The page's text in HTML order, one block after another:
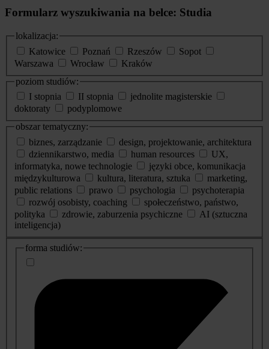
Formularz wyszukiwania na belce: Studia
lokalizacja:
Katowice
Poznań Rzeszów
Sopot
Warszawa
Wrocław
Kraków
poziom studiów:
I stopnia
II stopnia
jednolite magisterskie
doktoraty
podyplomowe
obszar tematyczny:
biznes, zarządzanie
design, projektowanie, architektura
dziennikarstwo, media
human resources
UX,
informatyka, nowe technologie
języki obce, komunikacja
międzykulturowa
kultura, literatura, sztuka
marketing,
public relations
prawo psychologia
psychoterapia
rozwój osobisty, coaching
społeczeństwo, państwo,
polityka
zdrowie, zaburzenia psychiczne
AI (sztuczna
inteligencja)
dodatkowe
informacje
forma studiów: